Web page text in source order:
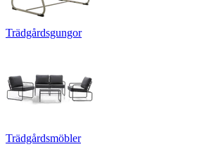
Trädgårdsgungor
Trädgårdsmöbler